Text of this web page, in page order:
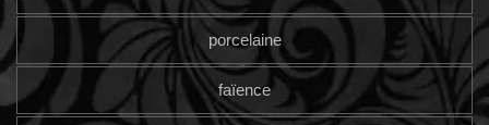
porcelaine
faïence